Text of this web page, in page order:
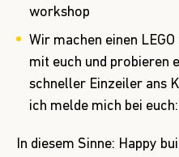
workshop
Wir machen einen
mit euch und probieren
schneller Einzeiler ans
ich melde mich bei euch:
In diesem Sinne: Happy